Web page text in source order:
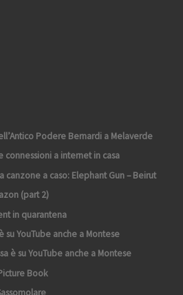
Podere Bernardi a Melaverde
connessioni a internet in casa
canzone a caso: Elephant Gun – Beirut
(part 2)
in quarantena
su YouTube anche a Montese
è su YouTube anche a Montese
Book